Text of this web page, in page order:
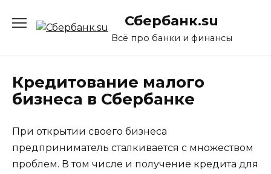
содержанию
Сбербанк.su
Всё про банки и финансы
Кредитование малого
бизнеса в Сбербанке
При открытии своего бизнеса
предприниматель сталкивается с множеством
проблем. В том числе и получение кредита для